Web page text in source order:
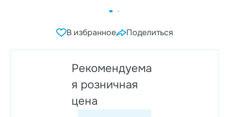
В избранное Поделиться
Рекомендуема
я розничная
цена